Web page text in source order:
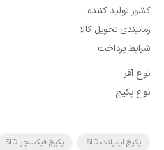
کشور تولید کننده
زمانبندی تحویل کالا
شرایط پرداخت
نوع آفر
نوع پکیج
پکیج ایمپلنت SIC پکیج فیکسچر SIC